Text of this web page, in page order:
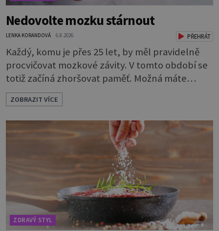
Nedovolte mozku stárnout
LENKA KORANDOVÁ 6.8.2026 PŘEHRÁT
Každý, komu je přes 25 let, by měl pravidelně
procvičovat mozkové závity. V tomto období se
totiž začíná zhoršovat paměť. Možná máte
problém vzpomenout si na jméno kolegy z
práce. Nebo marně v paměti lovíte název
knížky, kterou jste nedávno přečetli. Je to
opravdu tak, s věkem jako kdyby se paměť
Procvičujte mozkové závity. Není to nijak slož
ZOBRAZIT VÍCE
ZDRAVÝ STYL